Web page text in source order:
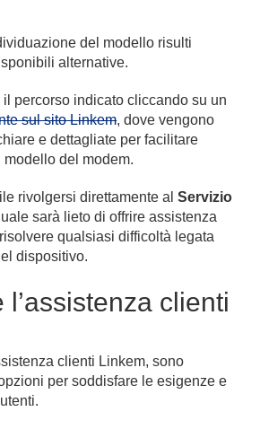
del modello risulti
alternative.
percorso indicato cliccando su un
sul sito Linkem, dove vengono
e dettagliate per facilitare
modello del modem.
rivolgersi direttamente alServizio
sarà lieto di offrire assistenza
qualsiasi difficoltà legata
dispositivo.
l’assistenza clienti
clienti Linkem, sono
per soddisfare le esigenze e